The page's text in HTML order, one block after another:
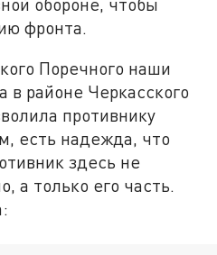
фронта.
Поречного наши
в районе Черкасского
противнику
есть надежда, что
здесь не
а только его часть.